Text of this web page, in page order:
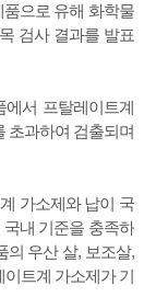
으로 유해 화학물
검사 결과를 발표
서 프탈레이트계
초과하여 검출되며
가소제와 납이 국
내 기준을 충족하
의 우산 살, 보조살,
트계 가소제가 기